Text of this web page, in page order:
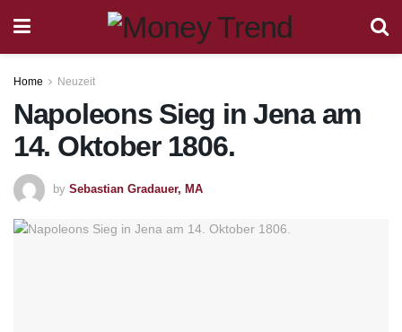
Home Neuzeit
Napoleons Sieg in Jena am
14. Oktober 1806.
by Sebastian Gradauer, MA